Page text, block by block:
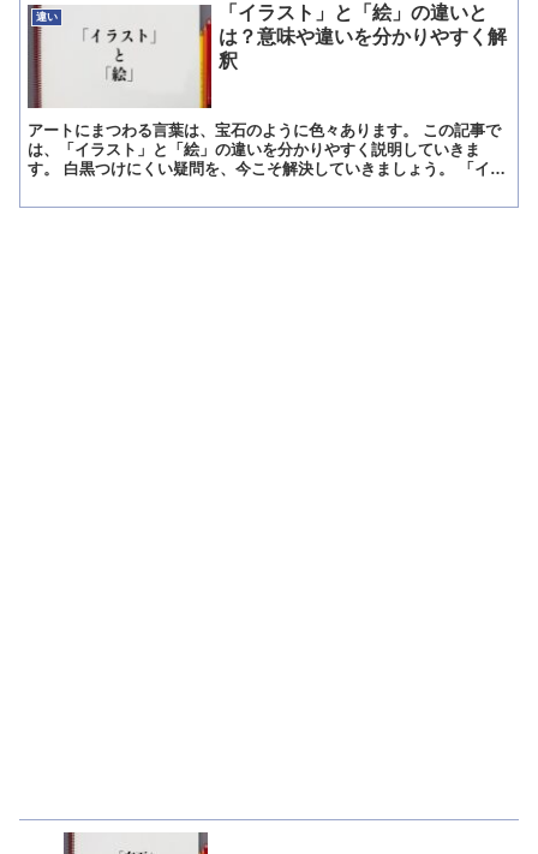
違い
「イラスト」と「絵」の違いと
は？意味や違いを分かりやすく解
釈
アートにまつわる言葉は、宝石のように色々あります。 この記事で
は、「イラスト」と「絵」の違いを分かりやすく説明していきま
す。 白黒つけにくい疑問を、今こそ解決していきましょう。 「イラ